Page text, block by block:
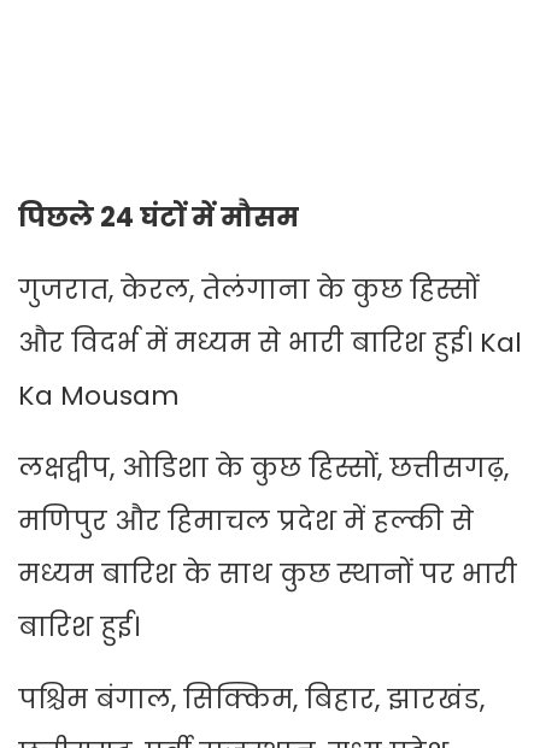
पिछले 24 घंटों में मौसम
गुजरात, केरल, तेलंगाना के कुछ हिस्सों
और विदर्भ में मध्यम से भारी बारिश हुई। Kal
Ka Mousam
लक्षद्वीप, ओडिशा के कुछ हिस्सों, छत्तीसगढ़,
मणिपुर और हिमाचल प्रदेश में हल्की से
मध्यम बारिश के साथ कुछ स्थानों पर भारी
बारिश हुई।
पश्चिम बंगाल, सिक्किम, बिहार, झारखंड,